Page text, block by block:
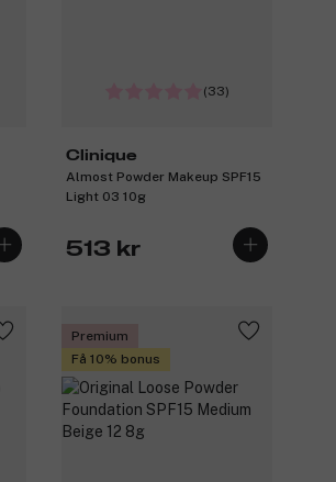
(33)
Clinique
Almost Powder Makeup SPF15
Light 03 10g
513 kr
Premium
Få 10% bonus